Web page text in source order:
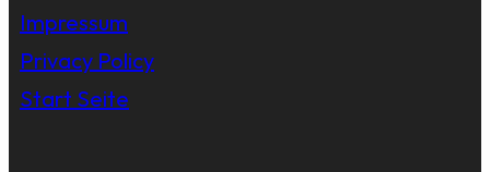
Impressum
Privacy Policy
Start Seite